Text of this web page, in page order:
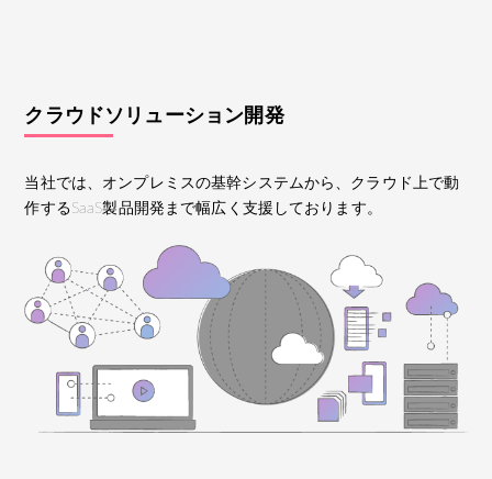
クラウドソリューション開発
当社では、オンプレミスの基幹システムから、クラウド上で動
作するSaaS製品開発まで幅広く支援しております。